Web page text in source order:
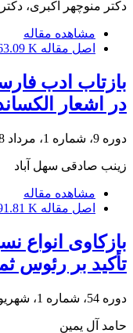
دکتر منوچهر اکبرى،
مشاهده مقاله
اصل مقاله K
بازتاب ادب
در اشعار
دوره 9، شماره 1، مرداد 1398، صفحه
زینب صادقی سهل آباد
مشاهده مقاله
اصل مقاله K
بازکاوی انواع
تأکید بر رئوس
دوره 54، شماره 1، شهریور 1400، صفحه
حامد آل یمین